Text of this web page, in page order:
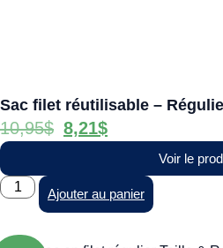
Sac filet réutilisable –
10,95$ 8,21$
Voir le
Ajouter au panier